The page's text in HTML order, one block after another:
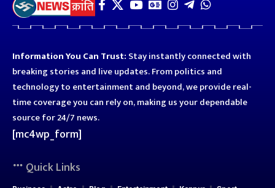
Information You Can Trust: Stay instantly connected with
breaking stories and live updates. From politics and
technology to entertainment and beyond, we provide real-
time coverage you can rely on, making us your dependable
source for 24/7 news.
[mc4wp_form]
Quick Links